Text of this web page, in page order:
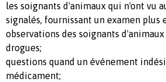
les soignants d'animaux qui n'ont vu
signalés, fournissant un examen
observations des soignants
drogues;
questions quand un événement
médicament;